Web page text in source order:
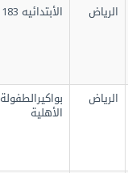
الرياض الأبتدائيه 183
الرياض بواكيرالطفولة
الأهلية